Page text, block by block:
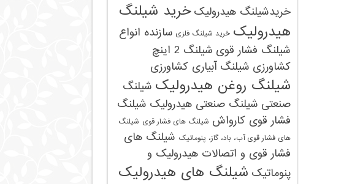
خریدشیلنگ هیدرولیک خرید شیلنگ
هیدرولیک خرید شیلنگ‌ فلزی سازنده انواع
شیلنگ فشار قوی
شیلنگ 2 اینچ
کشاورزی شیلنگ آبیاری کشاورزی
شیلنگ روغن هیدرولیک شیلنگ
صنعتی شیلنگ صنعتی هیدرولیک شیلنگ
فشار قوی کارواش شیلنگ های فشار قوی شیلنگ
های فشار قوی آب، باد، گاز، پنوماتیک شیلنگ های
فشار قوی و اتصالات هیدرولیک و
پنوماتیک شیلنگ های هیدرولیک